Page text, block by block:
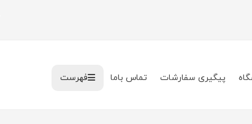
پیگیری سفارشات تماس باما فهرست